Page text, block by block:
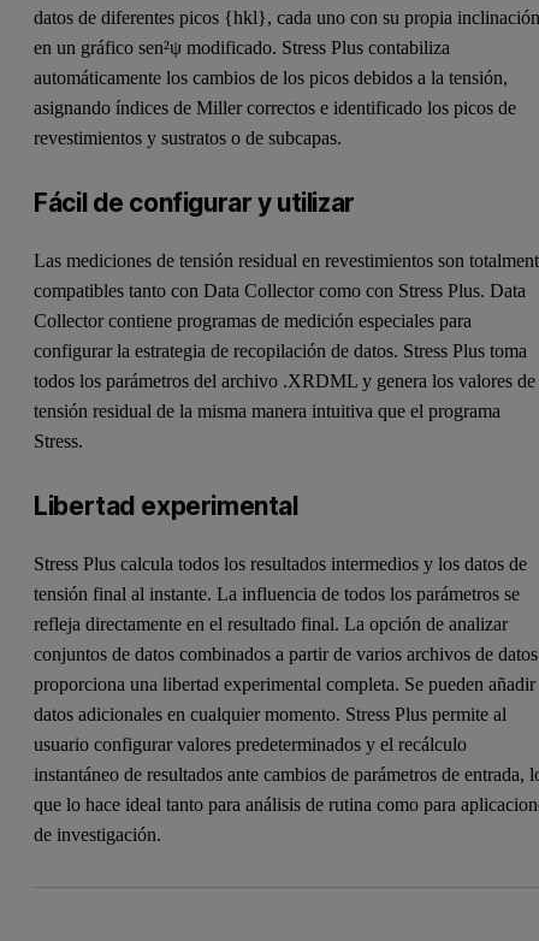
datos de diferentes picos {hkl}, cada uno con su propia
en un gráfico sen²ψ modificado. Stress Plus contabiliza
automáticamente los cambios de los picos debidos a la tensión,
asignando índices de Miller correctos e identificado los picos de
revestimientos y sustratos o de subcapas.
Fácil de configurar y utilizar
Las mediciones de tensión residual en revestimientos son
compatibles tanto con Data Collector como con Stress Plus. Data
Collector contiene programas de medición especiales para
configurar la estrategia de recopilación de datos. Stress Plus toma
todos los parámetros del archivo .XRDML y genera los valores de
tensión residual de la misma manera intuitiva que el programa
Stress.
Libertad experimental
Stress Plus calcula todos los resultados intermedios y los datos de
tensión final al instante. La influencia de todos los parámetros se
refleja directamente en el resultado final. La opción de analizar
conjuntos de datos combinados a partir de varios archivos de datos
proporciona una libertad experimental completa. Se pueden añadir
datos adicionales en cualquier momento. Stress Plus permite al
usuario configurar valores predeterminados y el recálculo
instantáneo de resultados ante cambios de parámetros de entrada,
que lo hace ideal tanto para análisis de rutina como para
de investigación.